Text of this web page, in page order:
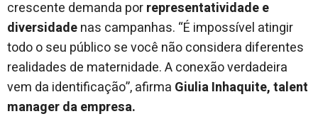
crescente demanda porrepresentatividade e
diversidadenas campanhas. “É impossível atingir
todo o seu público se você não considera diferentes
realidades de maternidade. A conexão verdadeira
vem da identificação”, afirma Giulia Inhaquite, talent
manager da empresa.